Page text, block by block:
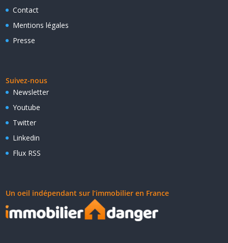
Contact
Mentions légales
Presse
Suivez-nous
Newsletter
Youtube
Twitter
Linkedin
Flux RSS
Un oeil indépendant sur l’immobilier en France